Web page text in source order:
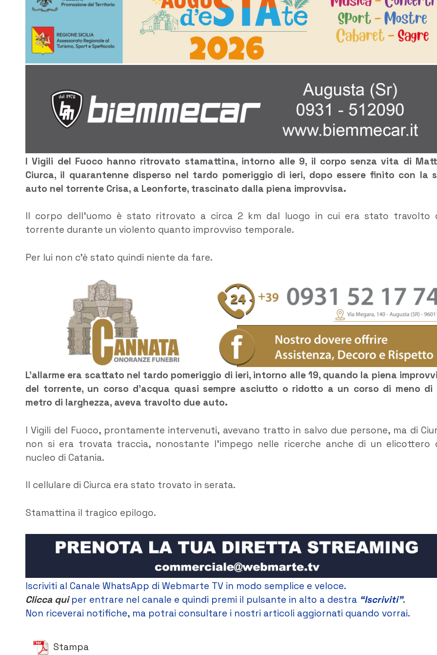
I Vigili del Fuoco hanno ritrovato stamattina, intorno alle 9, il corpo senza vita di
Ciurca, il quarantenne disperso nel tardo pomeriggio di ieri, dopo essere finito con la
auto nel torrente Crisa, a Leonforte, trascinato dalla piena improvvisa.
Il corpo dell’uomo è stato ritrovato a circa 2 km dal luogo in cui era stato travolto
torrente durante un violento quanto improvviso temporale.
Per lui non c’è stato quindi niente da fare.
L’allarme era scattato nel tardo pomeriggio di ieri, intorno alle 19, quando la piena
del torrente, un corso d’acqua quasi sempre asciutto o ridotto a un corso di meno di
metro di larghezza, aveva travolto due auto.
I Vigili del Fuoco, prontamente intervenuti, avevano tratto in salvo due persone, ma di
non si era trovata traccia, nonostante l’impego nelle ricerche anche di un elicottero
nucleo di Catania.
Il cellulare di Ciurca era stato trovato in serata.
Stamattina il tragico epilogo.
Iscriviti al Canale WhatsApp di Webmarte TV in modo semplice e veloce.
Clicca quiper entrare nel canale e quindi premi il pulsante in alto a destra “Iscriviti”.
Non riceverai notifiche, ma potrai consultare i nostri articoli aggiornati quando vorrai.
Stampa